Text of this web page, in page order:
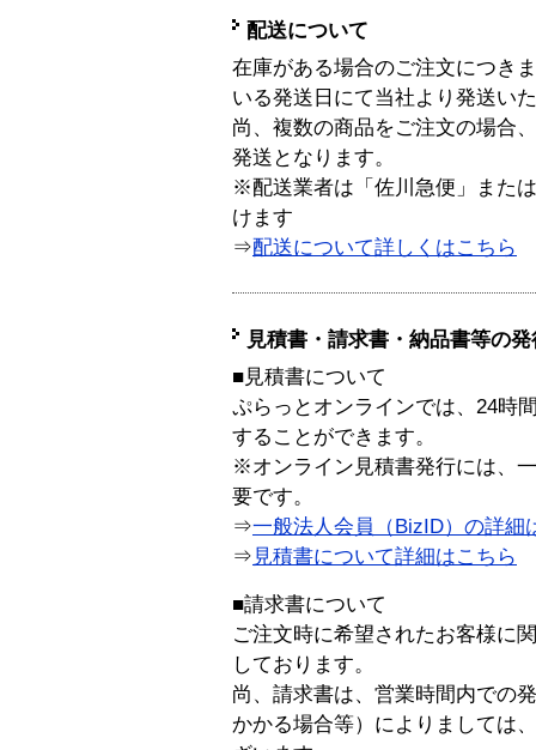
配送について
在庫がある場合のご注文につき
いる発送日にて当社より発送い
尚、複数の商品をご注文の場合
発送となります。
※配送業者は「佐川急便」また
けます
⇒配送について詳しくはこちら
見積書・請求書・納品書等の
■見積書について
ぷらっとオンラインでは、24時
することができます。
※オンライン見積書発行には、
要です。
⇒一般法人会員（BizID）の詳細
⇒ 見積書について詳細はこちら
■請求書について
ご注文時に希望されたお客様に
しております。
尚、請求書は、営業時間内での
かかる場合等）によりましては